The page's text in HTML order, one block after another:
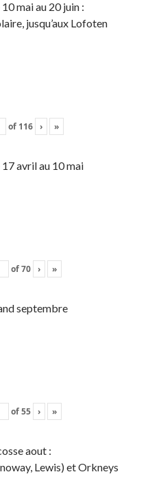
mai au 20 juin :
jusqu’aux Lofoten
of 116 › »
avril au 10 mai
of70 › »
septembre
of55 › »
aout :
Lewis) et Orkneys